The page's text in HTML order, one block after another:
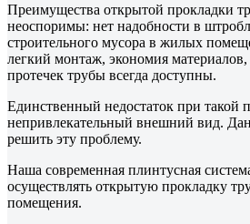
Преимущества открытой прокладки
неоспоримы: нет надобности в
строительного мусора в жилых
легкий монтаж, экономия материалов,
протечек трубы всегда доступны.
Единственный недостаток при такой
непривлекательный внешний вид.
решить эту проблему.
Наша современная плинтусная
осуществлять открытую прокладку
помещения.